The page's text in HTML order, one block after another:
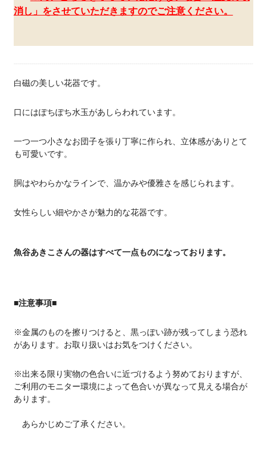
消し」をさせていただきますのでご注意ください。
白磁の美しい花器です。
口にはぽちぽち水玉があしらわれています。
一つ一つ小さなお団子を張り丁寧に作られ、立体感がありとて
も可愛いです。
胴はやわらかなラインで、温かみや優雅さを感じられます。
女性らしい細やかさが魅力的な花器です。
魚谷あきこさんの器はすべて一点ものになっております。
■注意事項■
※金属のものを擦りつけると、黒っぽい跡が残ってしまう恐れ
があります。お取り扱いはお気をつけください。
※出来る限り実物の色合いに近づけるよう努めておりますが、
ご利用のモニター環境によって色合いが異なって見える場合が
あります。
あらかじめご了承ください。